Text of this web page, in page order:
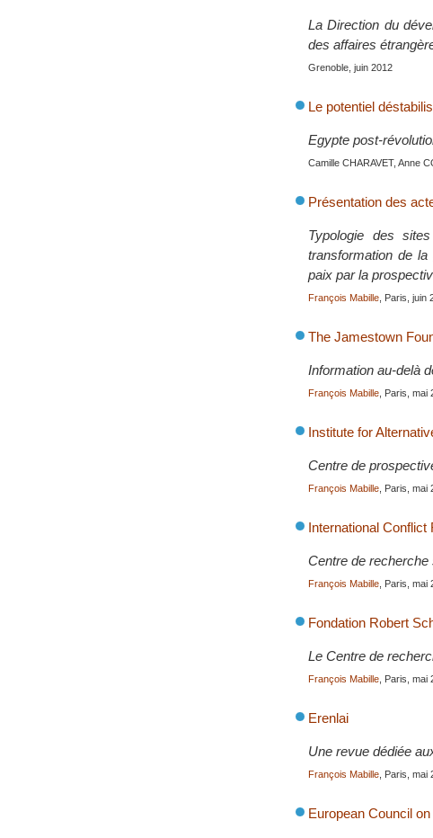
La Direction du
des affaires
Grenoble, juin 2012
Le potentiel
Egypte post-
Camille CHARAVET, Anne
Présentation des
Typologie des
transformation de
paix par la
François Mabille , Paris, juin
The Jamestown
Information au-delà
François Mabille , Paris, mai
Institute for
Centre de
François Mabille , Paris, mai
International
Centre de recherche
François Mabille , Paris, mai
Fondation Robert
Le Centre de
François Mabille , Paris, mai
Erenlai
Une revue dédiée
François Mabille , Paris, mai
European Council